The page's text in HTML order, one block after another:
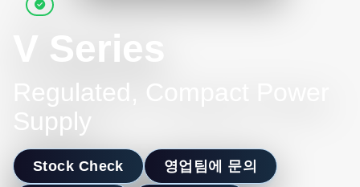
V Series
Regulated, Compact Power
Supply
Stock Check 영업팀에 문의